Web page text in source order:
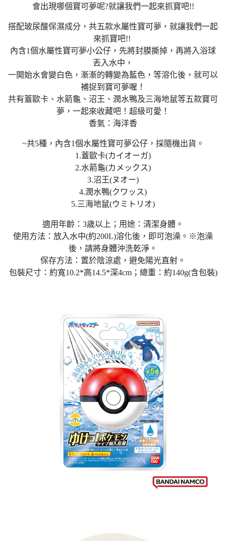
會出現哪個寶可夢呢?就讓我們一起來抓寶吧!!
搭配玻尿酸保濕成分，共五款水屬性寶可夢，就讓我們一起
來抓寶吧!!
內含1個水屬性寶可夢小公仔，先將封膜撕掉，再將入浴球
丟入水中，
一開始水會變白色，漸漸的轉變為藍色，等溶化後，就可以
補捉到寶可夢喔！
共有蓋歐卡、水箭龜、沼王、潤水鴨及三海地鼠等五款寶可
夢，一起來收藏吧！超級可愛！
香氣：海洋香
~共5種，內含1個水屬性寶可夢公仔，採隨機出貨。
1.蓋歐卡(カイオーガ)
2.水箭龜(カメックス)
3.沼王(ヌオー)
4.潤水鴨(クワッス)
5.三海地鼠(ウミトリオ)
適用年齡：3歲以上；用途：清潔身體。
使用方法：放入水中(約200L)溶化後，即可泡澡。※泡澡
後，請將身體沖洗乾淨。
保存方法：置於陰涼處，避免陽光直射。
包裝尺寸：約寬10.2*高14.5*深4cm；總重：約140g(含包裝)